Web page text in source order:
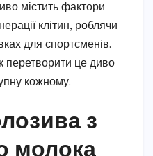
містить фактори
клітин, роблячи
для спортсменів.
перетворити це диво
кожному.
з
молока